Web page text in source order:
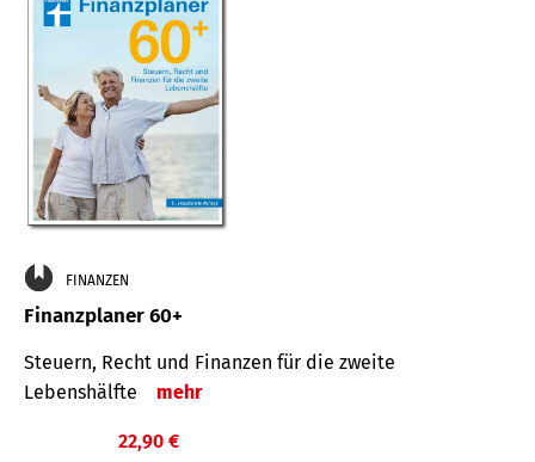
FINANZEN
Finanzplaner 60+
Steuern, Recht und Finanzen für die zweite
Lebenshälfte
mehr
22,90 €